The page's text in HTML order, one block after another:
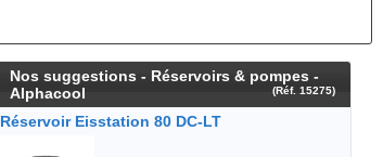
Nos suggestions - Réservoirs & pompes -
Alphacool
(Réf. 15275)
Réservoir Eisstation 80 DC-LT